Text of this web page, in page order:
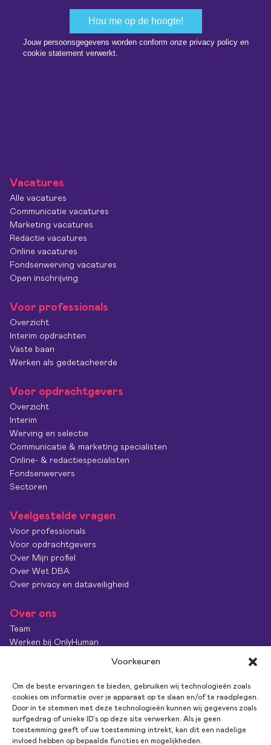
Voorkeuren
Om de beste ervaringen te bieden, gebruiken wij technologieën zoals
cookies om informatie over je apparaat op te slaan en/of te raadplegen.
Door in te stemmen met deze technologieën kunnen wij gegevens zoals
surfgedrag of unieke ID's op deze site verwerken. Als je geen
toestemming geeft of uw toestemming intrekt, kan dit een nadelige
invloed hebben op bepaalde functies en mogelijkheden.
Vacatures
Alle vacatures
Communicatie vacatures
Marketing vacatures
Redactie vacatures
Online vacatures
Fondsenwerving vacatures
Open inschrijving
Voor professionals
Overzicht
Interim opdrachten
Vaste baan
Werken als gedetacheerde
Voor opdrachtgevers
Overzicht
Interim
Werving en selectie
Communicatie & marketing specialisten
Online- & redactiespecialisten
Fondsenwervers
Sectoren
Veelgestelde vragen
Voor professionals
Voor opdrachtgevers
Over Mijn profiel
Over Wet DBA
Over privacy en dataveiligheid
Over ons
Team
Werken bij OnlyHuman
Diversiteit & Inclusie
OnlyImpact
Feedback